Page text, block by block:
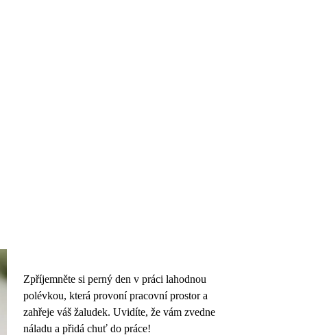
Zpříjemněte si perný den v práci lahodnou
polévkou, která provoní pracovní prostor a
zahřeje váš žaludek. Uvidíte, že vám zvedne
náladu a přidá chuť do práce!